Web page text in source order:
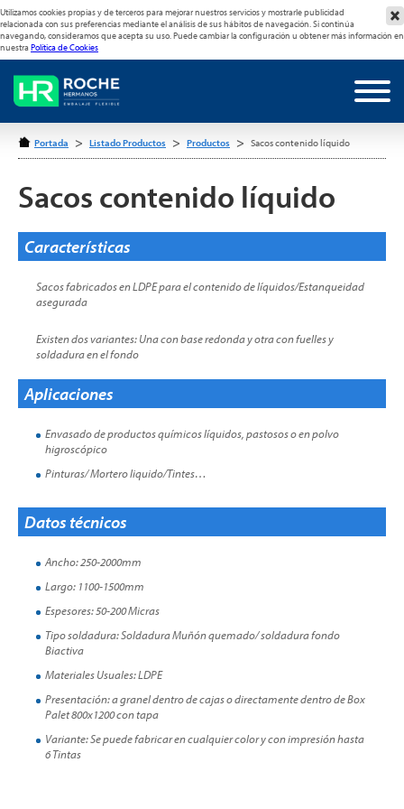
Utilizamos cookies propias y de terceros para mejorar nuestros servicios y mostrarle publicidad
relacionada con sus preferencias mediante el análisis de sus hábitos de navegación. Si continúa
navegando, consideramos que acepta su uso. Puede cambiar la configuración u obtener más información en
nuestraPolítica de Cookies
Portada > Listado Productos > Productos > Sacos contenido líquido
Sacos contenido líquido
Características
Sacos fabricados en LDPE para el contenido de líquidos/Estanqueidad
asegurada
Existen dos variantes: Una con base redonda y otra con fuelles y
soldadura en el fondo
Aplicaciones
Envasado de productos químicos líquidos, pastosos o en polvo
higroscópico
Pinturas/ Mortero liquido/Tintes…
Datos técnicos
Ancho: 250-2000mm
Largo: 1100-1500mm
Espesores: 50-200 Micras
Tipo soldadura: Soldadura Muñón quemado/ soldadura fondo
Biactiva
Materiales Usuales: LDPE
Presentación: a granel dentro de cajas o directamente dentro de Box
Palet 800x1200 con tapa
Variante: Se puede fabricar en cualquier color y con impresión hasta
6 Tintas